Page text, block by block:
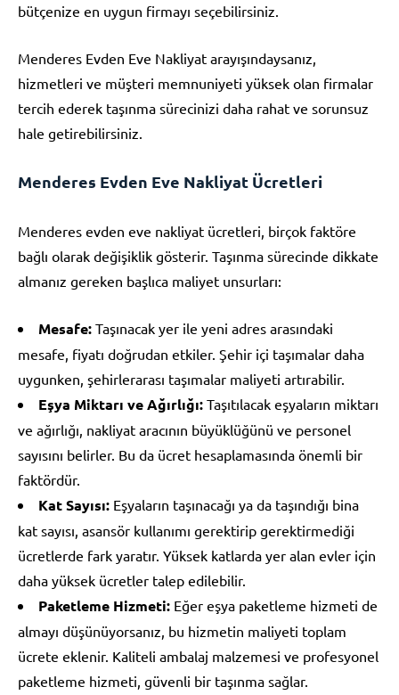
bütçenize en uygun firmayı seçebilirsiniz.
Menderes Evden Eve Nakliyat arayışındaysanız,
hizmetleri ve müşteri memnuniyeti yüksek olan firmalar
tercih ederek taşınma sürecinizi daha rahat ve sorunsuz
hale getirebilirsiniz.
Menderes Evden Eve Nakliyat Ücretleri
Menderes evden eve nakliyat ücretleri, birçok faktöre
bağlı olarak değişiklik gösterir. Taşınma sürecinde dikkate
almanız gereken başlıca maliyet unsurları:
Mesafe: Taşınacak yer ile yeni adres arasındaki
mesafe, fiyatı doğrudan etkiler. Şehir içi taşımalar daha
uygunken, şehirlerarası taşımalar maliyeti artırabilir.
Eşya Miktarı ve Ağırlığı: Taşıtılacak eşyaların miktarı
ve ağırlığı, nakliyat aracının büyüklüğünü ve personel
sayısını belirler. Bu da ücret hesaplamasında önemli bir
faktördür.
Kat Sayısı: Eşyaların taşınacağı ya da taşındığı bina
kat sayısı, asansör kullanımı gerektirip gerektirmediği
ücretlerde fark yaratır. Yüksek katlarda yer alan evler için
daha yüksek ücretler talep edilebilir.
Paketleme Hizmeti: Eğer eşya paketleme hizmeti de
almayı düşünüyorsanız, bu hizmetin maliyeti toplam
ücrete eklenir. Kaliteli ambalaj malzemesi ve profesyonel
paketleme hizmeti, güvenli bir taşınma sağlar.